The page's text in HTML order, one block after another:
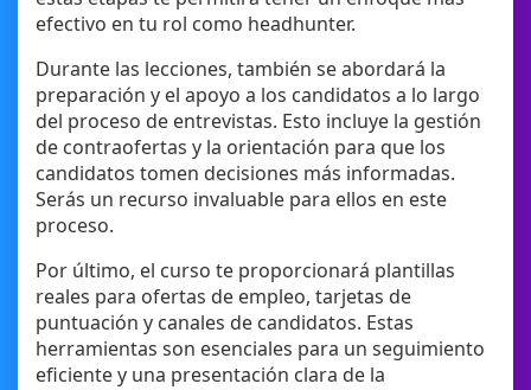
efectivo en tu rol como headhunter.
Durante las lecciones, también se abordará la
preparación y el apoyo a los candidatos a lo largo
del proceso de entrevistas. Esto incluye la gestión
de contraofertas y la orientación para que los
candidatos tomen decisiones más informadas.
Serás un recurso invaluable para ellos en este
proceso.
Por último, el curso te proporcionará plantillas
reales para ofertas de empleo, tarjetas de
puntuación y canales de candidatos. Estas
herramientas son esenciales para un seguimiento
eficiente y una presentación clara de la